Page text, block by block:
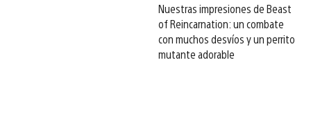
Nuestras impresiones de Beast
of Reincarnation: un combate
con muchos desvíos y un perrito
mutante adorable